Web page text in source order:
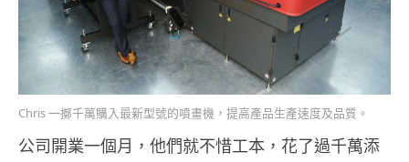
Chris 一擲千萬購入最新型號的噴畫機，提高產品生產速度及品質。
公司開業一個月，他們就不惜工本，花了過千萬添